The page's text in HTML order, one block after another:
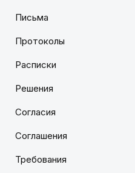
Письма
Протоколы
Расписки
Решения
Согласия
Соглашения
Требования